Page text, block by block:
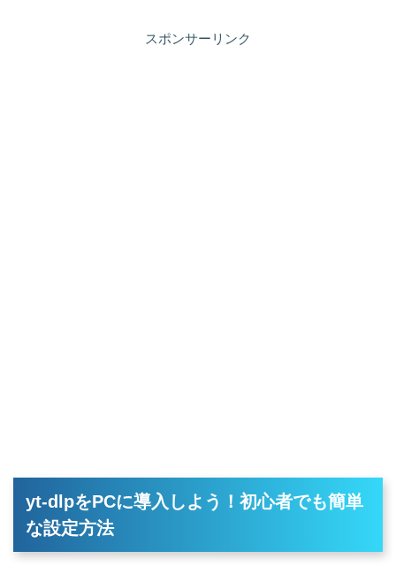
スポンサーリンク
yt-dlpをPCに導入しよう！初心者でも簡単
な設定方法